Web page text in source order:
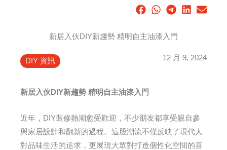
新居入伙DIY新趨勢 精明自主油漆入門
DIY 資訊 12 月 9, 2024
新居入伙DIY新趨勢 精明自主油漆入門
近年，DIY裝修熱潮愈受歡迎，不少朋友都享受親自參
與家居設計和翻新的過程。這股潮流不僅反映了現代人
對品味生活的追求，更展現大眾對打造個性化空間的喜